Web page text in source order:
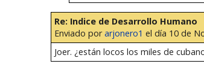
Re: Indice de Desarrollo Humano
Enviado porarjonero1 el día 10 de
Joer. ¿están locos los miles de